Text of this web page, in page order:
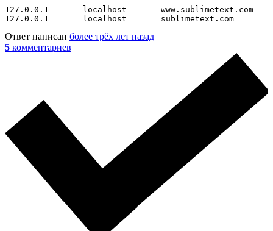
127.0.0.1       localhost       www.sublimetext.com
127.0.0.1       localhost       sublimetext.com
Ответ написан более трёх лет назад
5 комментариев